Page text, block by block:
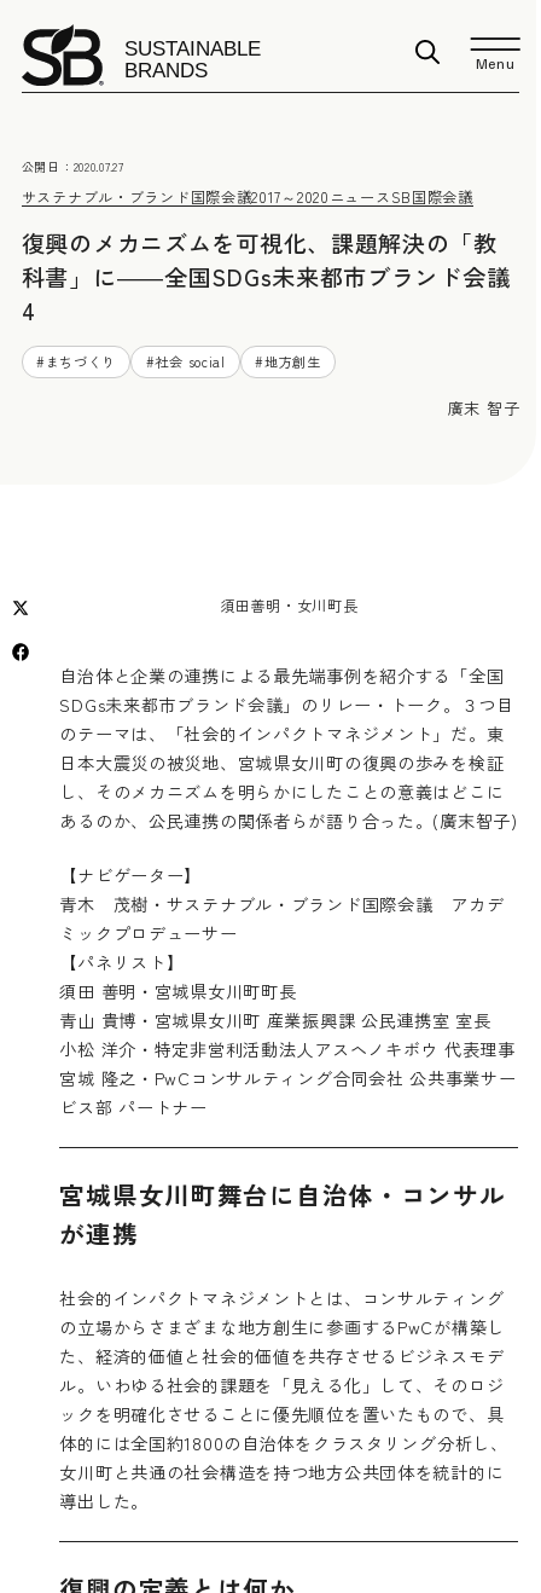
Menu
サステナブル・ブランド国際会議2017～2020 ニュースSB国際会議
公開日： 2020.07.27
復興のメカニズムを可視化、課題解決の「教
科書」に――全国SDGs未来都市ブランド会議
4
#まちづくり #社会 social #地方創生
廣末 智子
須田善明・女川町長
自治体と企業の連携による最先端事例を紹介する「全国
SDGs未来都市ブランド会議」のリレー・トーク。３つ目
のテーマは、「社会的インパクトマネジメント」だ。東
日本大震災の被災地、宮城県女川町の復興の歩みを検証
し、そのメカニズムを明らかにしたことの意義はどこに
あるのか、公民連携の関係者らが語り合った。(廣末智子)
【ナビゲーター】
青木 茂樹・サステナブル・ブランド国際会議 アカデ
ミックプロデューサー
【パネリスト】
須田 善明・宮城県女川町町長
青山 貴博・宮城県女川町 産業振興課 公民連携室 室長
小松 洋介・特定非営利活動法人アスヘノキボウ 代表理事
宮城 隆之・PwCコンサルティング合同会社 公共事業サー
ビス部 パートナー
宮城県女川町舞台に自治体・コンサル
が連携
社会的インパクトマネジメントとは、コンサルティング
の立場からさまざまな地方創生に参画するPwCが構築し
た、経済的価値と社会的価値を共存させるビジネスモデ
ル。いわゆる社会的課題を「見える化」して、そのロジ
ックを明確化させることに優先順位を置いたもので、具
体的には全国約1800の自治体をクラスタリング分析し、
女川町と共通の社会構造を持つ地方公共団体を統計的に
導出した。